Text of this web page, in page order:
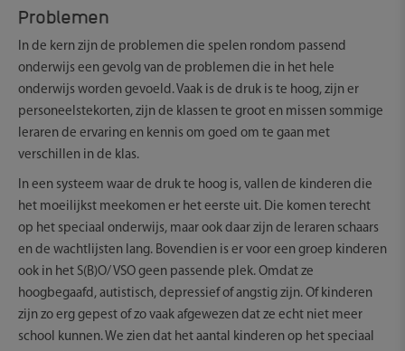
Problemen
In de kern zijn de problemen die spelen rondom passend
onderwijs een gevolg van de problemen die in het hele
onderwijs worden gevoeld. Vaak is de druk is te hoog, zijn er
personeelstekorten, zijn de klassen te groot en missen sommige
leraren de ervaring en kennis om goed om te gaan met
verschillen in de klas.
In een systeem waar de druk te hoog is, vallen de kinderen die
het moeilijkst meekomen er het eerste uit. Die komen terecht
op het speciaal onderwijs, maar ook daar zijn de leraren schaars
en de wachtlijsten lang. Bovendien is er voor een groep kinderen
ook in het S(B)O/ VSO geen passende plek. Omdat ze
hoogbegaafd, autistisch, depressief of angstig zijn. Of kinderen
zijn zo erg gepest of zo vaak afgewezen dat ze echt niet meer
school kunnen. We zien dat het aantal kinderen op het speciaal